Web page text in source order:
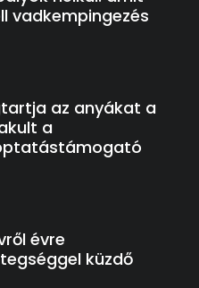
vadkempingezés
az anyákat a
a
évre
küzdő